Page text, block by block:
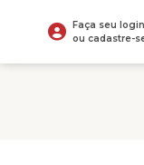
Faça seu login
ou cadastre-